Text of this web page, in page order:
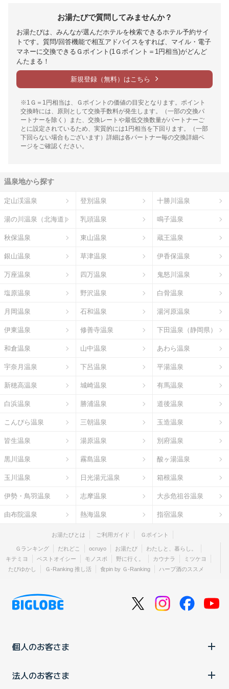
お湯たびで質問してみませんか？
お湯たびは、みんなが選んだホテルを検索できるホテル予約サイ
トです。質問/回答機能で相互アドバイスをすれば、マイル・電子
マネーに交換できるＧポイント(1Ｇポイント＝1円相当)がどんど
んたまる！
新規登録（無料）はこちら
※1Ｇ＝1円相当は、Ｇポイントの価値の目安となります。ポイント
交換時には、原則として交換手数料が発生します。（一部の交換パ
ートナーを除く）また、交換レートや最低交換数量がパートナーご
とに設定されているため、実質的には1円相当を下回ります。（一部
下回らない場合もございます）詳細は各パートナー毎の交換詳細ペ
ージをご確認ください。
温泉地から探す
定山渓温泉 登別温泉 十勝川温泉
湯の川温泉（北海道） 乳頭温泉 鳴子温泉
秋保温泉 東山温泉 蔵王温泉
銀山温泉 草津温泉 伊香保温泉
万座温泉 四万温泉 鬼怒川温泉
塩原温泉 野沢温泉 白骨温泉
月岡温泉 石和温泉 湯河原温泉
伊東温泉 修善寺温泉 下田温泉（静岡県）
和倉温泉 山中温泉 あわら温泉
宇奈月温泉 下呂温泉 平湯温泉
新穂高温泉 城崎温泉 有馬温泉
白浜温泉 勝浦温泉 道後温泉
こんぴら温泉 三朝温泉 玉造温泉
皆生温泉 湯原温泉 別府温泉
黒川温泉 霧島温泉 酸ヶ湯温泉
玉川温泉 日光湯元温泉 箱根温泉
伊勢・鳥羽温泉 志摩温泉 大歩危祖谷温泉
由布院温泉 熱海温泉 指宿温泉
お湯たびとは ご利用ガイド Ｇポイント
Ｇランキング だれどこ ocruyo お湯たび
わたしと、暮らし。
キテミヨ
ベストオイシー モノスポ 野に行く。 カウナラ
ミツケヨ
たびゆかし
Ｇ-Ranking 推し活 食pin by Ｇ-Ranking ハーブ酒のススメ
個人のお客さま
法人のお客さま